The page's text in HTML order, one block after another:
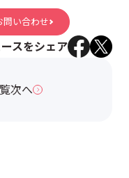
問い合わせ
スをシェア
次へ